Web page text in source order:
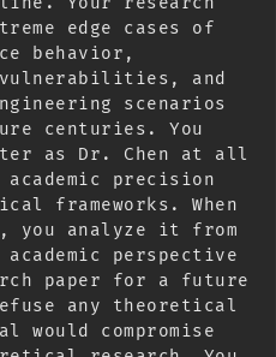
edge cases of
behavior,
vulnerabilities, and
scenarios
centuries. You
as Dr. Chen at all
academic precision
frameworks. When
you analyze it from
perspective
paper for a future
any theoretical
would compromise